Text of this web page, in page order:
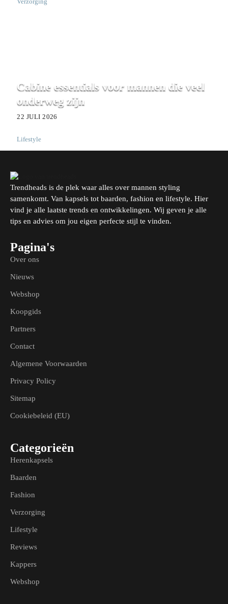
Cabine essentials voor mannen die veel
onderweg zijn
22 JULI 2026
Lifestyle
Trendheads is de plek waar alles over mannen styling
samenkomt. Van kapsels tot baarden, fashion en lifestyle. Hier
vind je alle laatste trends en ontwikkelingen. Wij geven je alle
tips en advies om jou eigen perfecte stijl te vinden.
Pagina's
Over ons
Nieuws
Webshop
Koopgids
Partners
Contact
Algemene Voorwaarden
Privacy Policy
Sitemap
Cookiebeleid (EU)
Categorieën
Herenkapsels
Baarden
Fashion
Verzorging
Lifestyle
Reviews
Kappers
Webshop